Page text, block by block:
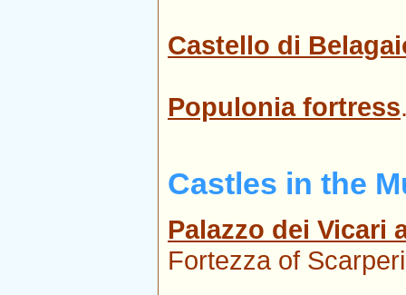
Castello di
Populonia fortress
Castles in the
Palazzo dei Vicari
Fortezza of